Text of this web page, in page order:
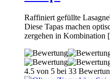
Raffiniert gefüllte
Diese Tapas machen
zergehen in Kombination
4.5 von 5 bei 33